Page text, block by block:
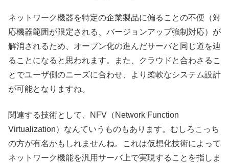
ネットワーク機器を特定の企業製品に偏ることの不便（対
応機器範囲が限定される、バージョンアップ強制対応）が
解消されるため、オープン化の進んだサーバと同じ道を辿
ることになると思われます。また、クラウドと合わさるこ
とでユーザ側のニーズに合わせ、より柔軟なシステム設計
が可能となりますね。
関連する技術として、NFV（Network Function
Virtualization）なんていうものもあります。むしろこっち
の方が有名かもしれませんね。これは仮想化技術によって
ネットワーク機能を汎用サーバ上で実現することを指しま